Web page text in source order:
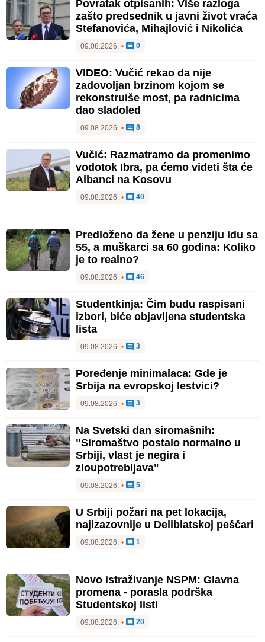
Povratak otpisanih: Više razloga
zašto predsednik u javni život vraća
Stefanovića, Mihajlović i Nikolića
09.08.2026. • 0
VIDEO: Vučić rekao da nije
zadovoljan brzinom kojom se
rekonstruiše most, pa radnicima
dao sladoled
09.08.2026. • 8
Vučić: Razmatramo da promenimo
vodotok Ibra, pa ćemo videti šta će
Albanci na Kosovu
09.08.2026. • 40
Predloženo da žene u penziju idu sa
55, a muškarci sa 60 godina: Koliko
je to realno?
09.08.2026. • 46
Studentkinja: Čim budu raspisani
izbori, biće objavljena studentska
lista
09.08.2026. • 3
Poređenje minimalaca: Gde je
Srbija na evropskoj lestvici?
09.08.2026. • 3
Na Svetski dan siromašnih:
"Siromaštvo postalo normalno u
Srbiji, vlast je negira i
zloupotrebljava"
09.08.2026. • 5
U Srbiji požari na pet lokacija,
najizazovnije u Deliblatskoj peščari
09.08.2026. • 1
Novo istraživanje NSPM: Glavna
promena - porasla podrška
Studentskoj listi
09.08.2026. • 20